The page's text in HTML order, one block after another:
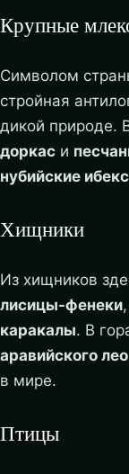
Крупные
Символом
стройная
дикой природе.
доркас и
нубийские
Хищники
Из хищников
лисицы-фенеки,
каракалы. В
аравийского
в мире.
Птицы